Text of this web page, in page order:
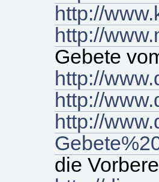
http://
http://
Gebete
http://
http://
http://
die